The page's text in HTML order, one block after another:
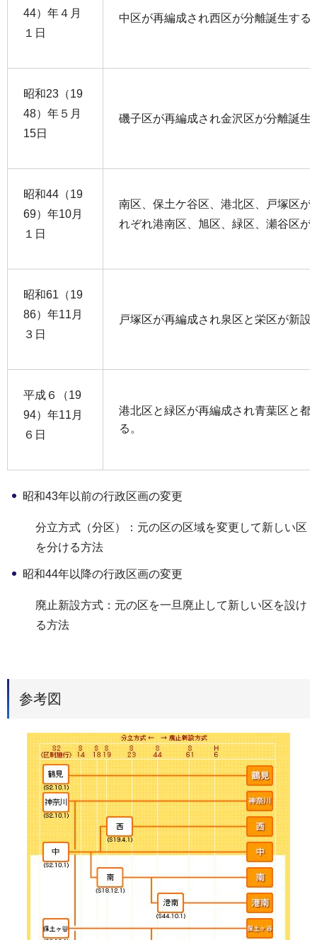
44）年４月
１日
中区が再編成され西区が分離誕生する
昭和23（19
48）年５月
15日
磯子区が再編成され金沢区が分離誕生
昭和44（19
69）年10月
１日
南区、保土ケ谷区、港北区、戸塚区が
れぞれ港南区、旭区、緑区、瀬谷区が
昭和61（19
86）年11月
３日
戸塚区が再編成され泉区と栄区が新設
平成６（19
94）年11月
６日
港北区と緑区が再編成され青葉区と都
る。
昭和43年以前の行政区画の変更
分立方式（分区）：元の区の区域を変更して新しい区
を分ける方法
昭和44年以降の行政区画の変更
廃止新設方式：元の区を一旦廃止して新しい区を設け
る方法
参考図